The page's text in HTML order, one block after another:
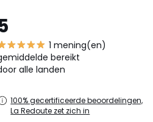
1 mening(en)
bereikt
alle landen
100% gecertificeerde beoordelingen,
La Redoute zet zich in